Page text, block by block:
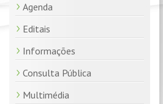
Agenda
Editais
Informações
Consulta Pública
Multimédia